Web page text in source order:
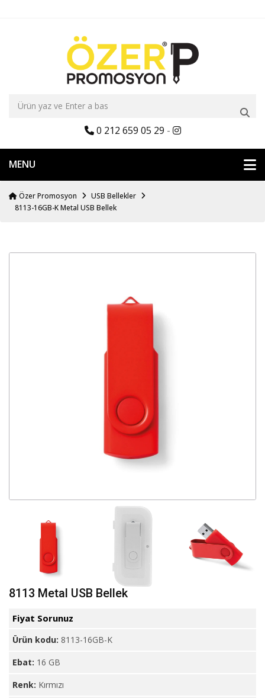
0 212 659 05 29 -
MENU
Özer Promosyon
USB Bellekler
8113-16GB-K Metal USB Bellek
8113 Metal USB Bellek
Fiyat Sorunuz
Ürün kodu: 8113-16GB-K
Ebat: 16 GB
Renk: Kırmızı